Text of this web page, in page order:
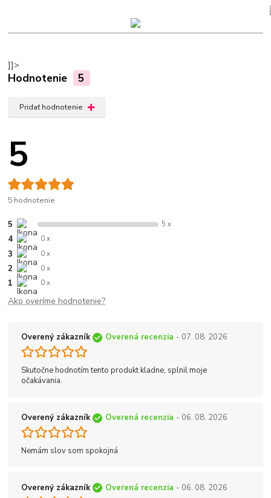
]]>
Hodnotenie 5
Pridať hodnotenie
5
5 hodnotenie
5 5 x
4 0 x
3 0 x
2 0 x
1 0 x
Ako overíme hodnotenie?
Overený zákazník Overená recenzia - 07. 08. 2026
Skutočne hodnotím tento produkt kladne, splnil moje
očakávania.
Overený zákazník Overená recenzia - 06. 08. 2026
Nemám slov som spokojná
Overený zákazník Overená recenzia - 06. 08. 2026